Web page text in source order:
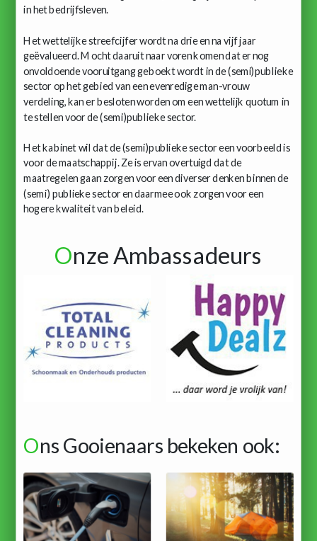
in het bedrijfsleven.
Het wettelijke streefcijfer wordt na drie en na vijf jaar
geëvalueerd. Mocht daaruit naar voren komen dat er nog
onvoldoende vooruitgang geboekt wordt in de (semi)publieke
sector op het gebied van een evenredige man-vrouw
verdeling, kan er besloten worden om een wettelijk quotum in
te stellen voor de (semi)publieke sector.
Het kabinet wil dat de (semi)publieke sector een voorbeeld is
voor de maatschappij. Ze is ervan overtuigd dat de
maatregelen gaan zorgen voor een diverser denken binnen de
(semi) publieke sector en daarmee ook zorgen voor een
hogere kwaliteit van beleid.
Onze Ambassadeurs
Ons Gooienaars bekeken ook: